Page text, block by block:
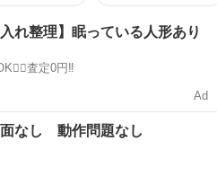
入れ整理】眠っている人形あり
査定0円‼️
Ad
なし 動作問題なし